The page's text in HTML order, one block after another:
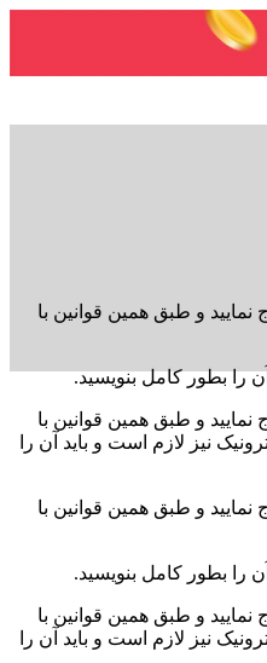
و طبق همین قوانین با
را بطور کامل بنویسید.
و طبق همین قوانین با
نیز لازم است و باید آن را
و طبق همین قوانین با
را بطور کامل بنویسید.
و طبق همین قوانین با
نیز لازم است و باید آن را